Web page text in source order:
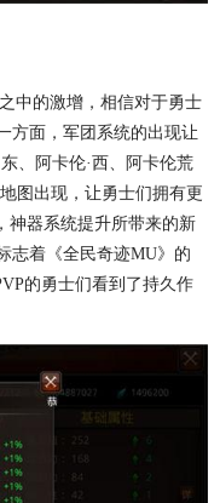
中的激增，相信对于勇士
方面，军团系统的出现让
、阿卡伦·西、阿卡伦荒
图出现，让勇士们拥有更
神器系统提升所带来的新
志着《全民奇迹MU》的
的勇士们看到了持久作